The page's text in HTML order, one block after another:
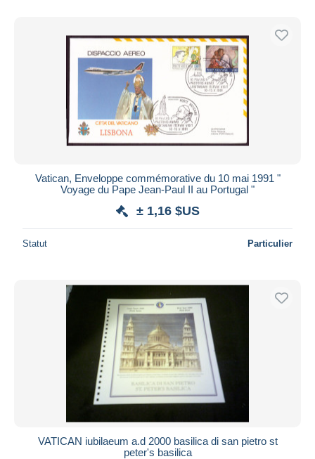
Livraison gratuite
Méthodes de paiement
Virement bancaire
Visa
Mastercard
iDeal
Appliquer
Vatican, Enveloppe commémorative du 10 mai 1991 "
Voyage du Pape Jean-Paul II au Portugal "
± 1,16 $US
Statut Particulier
VATICAN iubilaeum a.d 2000 basilica di san pietro st
peter's basilica